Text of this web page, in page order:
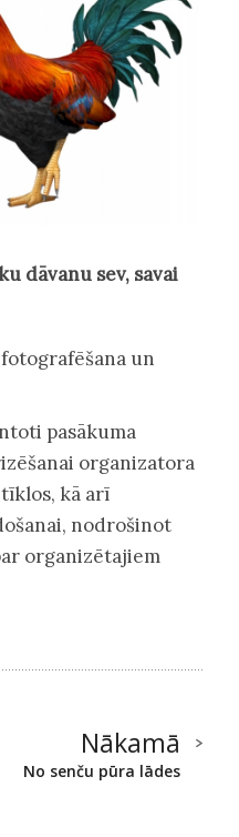
dāvanu sev, savai
un
pasākuma
organizatora
kā arī
nodrošinot
organizētajiem
Nākamā
No senču pūra lādes